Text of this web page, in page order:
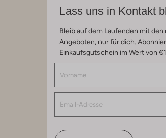
Lass uns in Kontakt
Bleib auf dem Laufenden mit
Angeboten, nur für dich.
Einkaufsgutschein im Wert von